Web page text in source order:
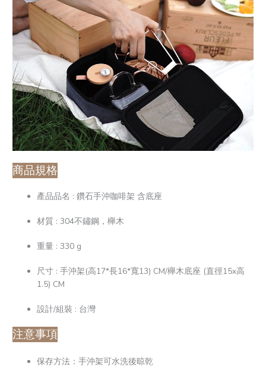
商品規格
產品品名 : 鑽石手沖咖啡架 含底座
材質 : 304不鏽鋼，櫸木
重量 : 330 g
尺寸 : 手沖架(高17*長16*寬13) CM/櫸木底座 (直徑15x高
1.5) CM
設計/組裝 : 台灣
注意事項
保存方法：手沖架可水洗後晾乾